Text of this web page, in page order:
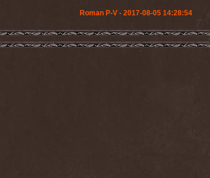
Roman P-V - 2017-08-05 14:28:54